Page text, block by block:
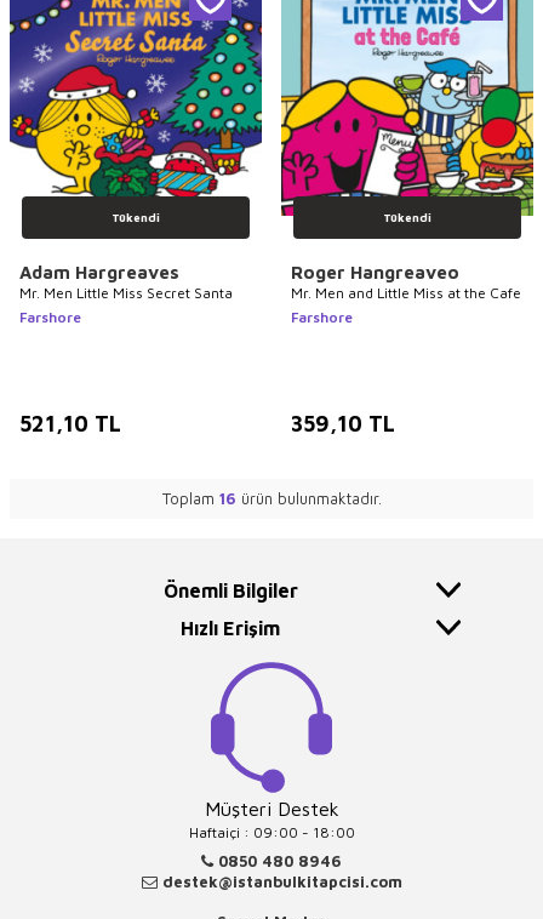
Tükendi
Adam Hargreaves
Mr. Men Little Miss Secret Santa
Farshore
521,10 TL
Tükendi
Roger Hangreaveo
Mr. Men and Little Miss at the Cafe
Farshore
359,10 TL
Toplam 16 ürün bulunmaktadır.
Önemli Bilgiler
Hızlı Erişim
Müşteri Destek
Haftaiçi : 09:00 - 18:00
0850 480 8946
destek@istanbulkitapcisi.com